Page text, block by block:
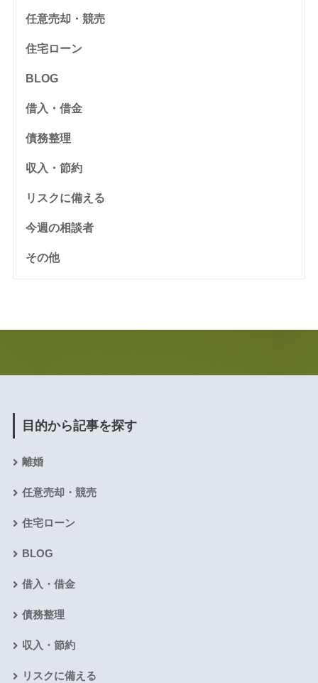
任意売却・競売
住宅ローン
BLOG
借入・借金
債務整理
収入・節約
リスクに備える
今週の相談者
その他
目的から記事を探す
離婚
任意売却・競売
住宅ローン
BLOG
借入・借金
債務整理
収入・節約
リスクに備える